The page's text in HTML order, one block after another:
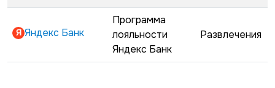
Яндекс Банк
Программа
лояльности
Яндекс Банк
Развлечения